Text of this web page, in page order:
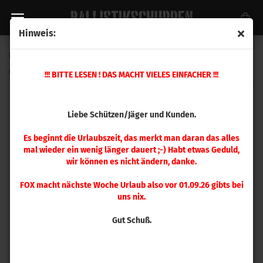
Hinweis:
!!! BITTE LESEN ! DAS MACHT VIELES EINFACHER !!!
Liebe Schützen/Jäger und Kunden.
Es beginnt die Urlaubszeit, das merkt man daran das alles
mal wieder ein wenig länger dauert ;-) Habt etwas Geduld,
wir können es nicht ändern, danke.
FOX macht nächste Woche Urlaub also vor 01.09.26 gibts bei
uns nix.
Gut Schuß.
A250)